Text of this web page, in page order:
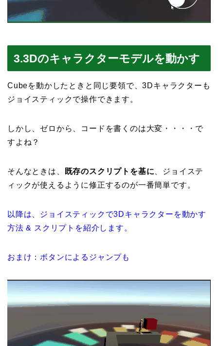
3.3Dのキャラクターモデルを動かす
Cubeを動かしたときと同じ要領で、3Dキャラクターも
ジョイスティックで操作できます。
しかし、ゼロから、コードを書くのは大変・・・・で
すよね？
そんなときは、 既存のスクリプトを基に、ジョイステ
ィックが使えるように修正するのが一番簡単です。
以降は、ジョイスティックで3Dキャラクターを動かす
方法 & スクリプトを紹介します。
おまけ：ボタンによるジャンプも